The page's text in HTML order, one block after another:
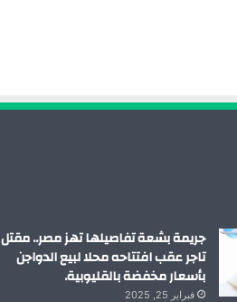
جريمة بشعة تفاصيلها تهز مصر.. مقتل
تاجر عقب افتتاحه محلا لبيع الدواجن
بأسعار مخفضة بالقليوبية.
فبراير 25, 2025